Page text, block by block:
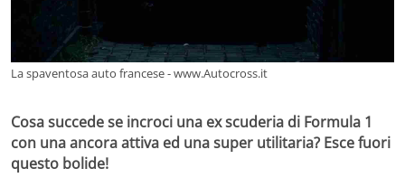
La spaventosa auto francese - www.Autocross.it
Cosa succede se incroci una ex scuderia di Formula 1
con una ancora attiva ed una super utilitaria? Esce fuori
questo bolide!